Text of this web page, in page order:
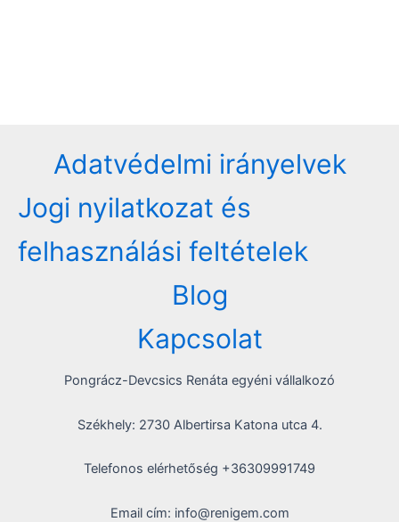
Adatvédelmi irányelvek
Jogi nyilatkozat és
felhasználási feltételek
Blog
Kapcsolat
Pongrácz-Devcsics Renáta egyéni vállalkozó
Székhely: 2730 Albertirsa Katona utca 4.
Telefonos elérhetőség +36309991749
Email cím: info@renigem.com